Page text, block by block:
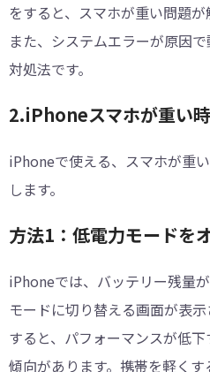
をすると、スマホが重い問題が
また、システムエラーが原因
対処法です。
2.iPhoneスマホが重い
iPhoneで使える、スマホが重
します。
方法1：低電力モードを
iPhoneでは、バッテリー残量
モードに切り替える画面が表
すると、パフォーマンスが低
傾向があります。携帯を軽く